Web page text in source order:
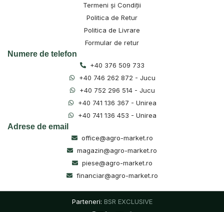
Termeni și Condiții
Politica de Retur
Politica de Livrare
Formular de retur
Numere de telefon
+40 376 509 733
+40 746 262 872 - Jucu
+40 752 296 514 - Jucu
+40 741 136 367 - Unirea
+40 741 136 453 - Unirea
Adrese de email
office@agro-market.ro
magazin@agro-market.ro
piese@agro-market.ro
financiar@agro-market.ro
Parteneri: BSR EXCLUSIVE